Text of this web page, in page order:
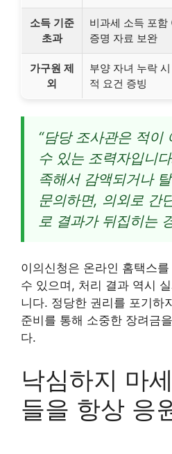
소득 기준
초과
비과세 소득 포함
증명 자료 보완
가구원 제
외
부양 자녀 누락
적 요건 증빙
“담당 조사관은 적이
수 있는 조력자입니
족해서 감액되거나
문의하면, 의외로 간
로 결과가 뒤집히는
이의신청은 온라인 홈택스
수 있으며, 처리 결과 역시
니다. 정당한 권리를 포기하
준비를 통해 소중한 장려금
다.
낙심하지 마
들을 항상 응